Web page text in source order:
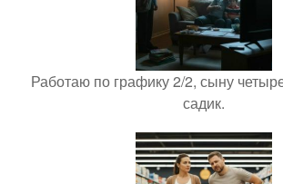
Работаю по графику 2/2, сыну
садик.